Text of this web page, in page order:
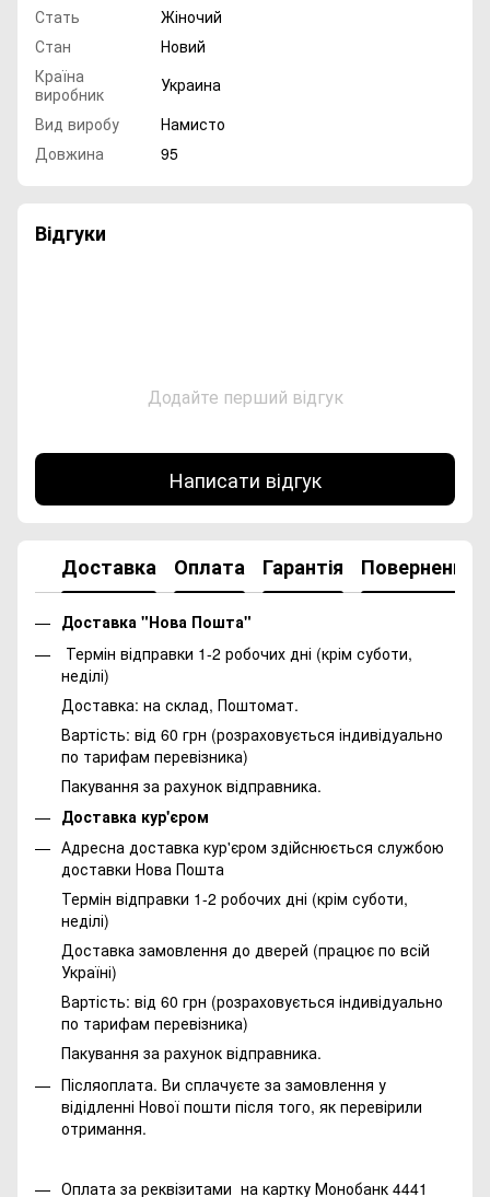
Стать
Жіночий
Стан
Новий
Країна
виробник
Украина
Вид виробу
Намисто
Довжина
95
Відгуки
Додайте перший відгук
Написати відгук
Доставка Оплата Гарантія Повернення
Доставка "Нова Пошта"
Термін відправки 1-2 робочих дні (крім суботи,
неділі)
Доставка: на склад, Поштомат.
Вартість: від 60 грн (розраховується індивідуально
по тарифам перевізника)
Пакування за рахунок відправника.
Доставка кур'єром
Адресна доставка кур'єром здійснюється службою
доставки Нова Пошта
Термін відправки 1-2 робочих дні (крім суботи,
неділі)
Доставка замовлення до дверей (працює по всій
Україні)
Вартість: від 60 грн (розраховується індивідуально
по тарифам перевізника)
Пакування за рахунок відправника.
Післяоплата. Ви сплачуєте за замовлення у
відідленні Нової пошти після того, як перевірили
отримання.
Оплата за реквізитами на картку Монобанк 4441